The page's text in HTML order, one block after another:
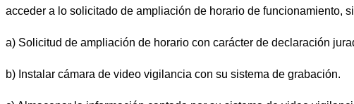
acceder a lo solicitado de ampliación de horario de funcionamiento,
a) Solicitud de ampliación de horario con carácter de declaración
b) Instalar cámara de video vigilancia con su sistema de grabación.